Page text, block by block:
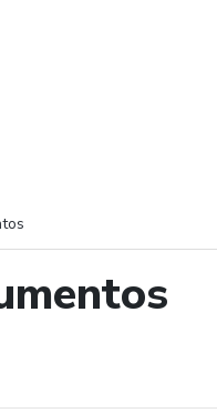
de búsqueda